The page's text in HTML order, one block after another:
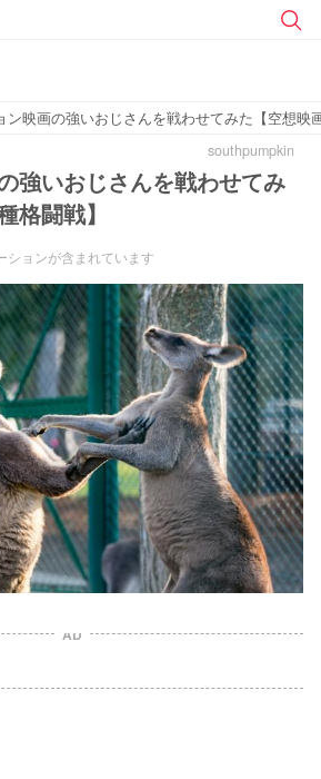
ン映画の強いおじさんを戦わせてみた【空想映
southpumpkin
強いおじさんを戦わせてみ
格闘戦】
ションが含まれています
AD